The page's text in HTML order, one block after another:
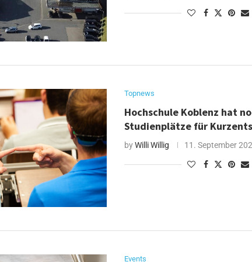
Topnews
Hochschule Koblenz hat
Studienplätze für
byWilli Willig 11. September
Events